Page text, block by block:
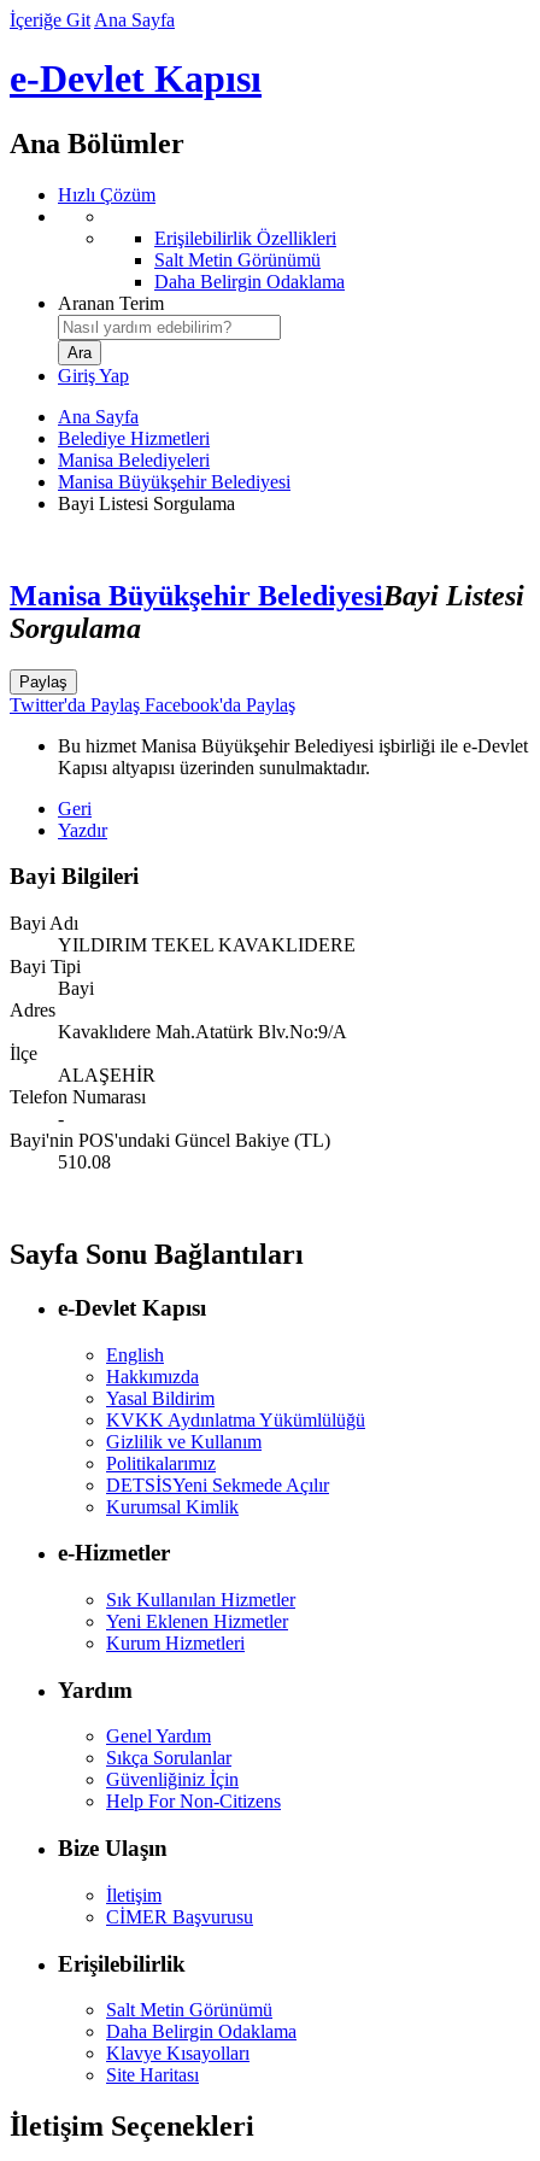
İçeriğe Git Ana Sayfa
e-Devlet Kapısı
Ana Bölümler
Hızlı Çözüm
Erişilebilirlik Özellikleri
Salt Metin Görünümü
Daha Belirgin Odaklama
Aranan Terim
Giriş Yap
Ana Sayfa
Belediye Hizmetleri
Manisa Belediyeleri
Manisa Büyükşehir Belediyesi
Bayi Listesi Sorgulama
Manisa Büyükşehir BelediyesiBayi Listesi
Sorgulama
Paylaş
Twitter'da Paylaş Facebook'da Paylaş
Bu hizmet Manisa Büyükşehir Belediyesi işbirliği ile e-Devlet
Kapısı altyapısı üzerinden sunulmaktadır.
Geri
Yazdır
Bayi Bilgileri
Bayi Adı
YILDIRIM TEKEL KAVAKLIDERE
Bayi Tipi
Bayi
Adres
Kavaklıdere Mah.Atatürk Blv.No:9/A
İlçe
ALAŞEHİR
Telefon Numarası
-
Bayi'nin POS'undaki Güncel Bakiye (TL)
510.08
Sayfa Sonu Bağlantıları
e-Devlet Kapısı
English
Hakkımızda
Yasal Bildirim
KVKK Aydınlatma Yükümlülüğü
Gizlilik ve Kullanım
Politikalarımız
DETSİSYeni Sekmede Açılır
Kurumsal Kimlik
e-Hizmetler
Sık Kullanılan Hizmetler
Yeni Eklenen Hizmetler
Kurum Hizmetleri
Yardım
Genel Yardım
Sıkça Sorulanlar
Güvenliğiniz İçin
Help For Non-Citizens
Bize Ulaşın
İletişim
CİMER Başvurusu
Erişilebilirlik
Salt Metin Görünümü
Daha Belirgin Odaklama
Klavye Kısayolları
Site Haritası
İletişim Seçenekleri